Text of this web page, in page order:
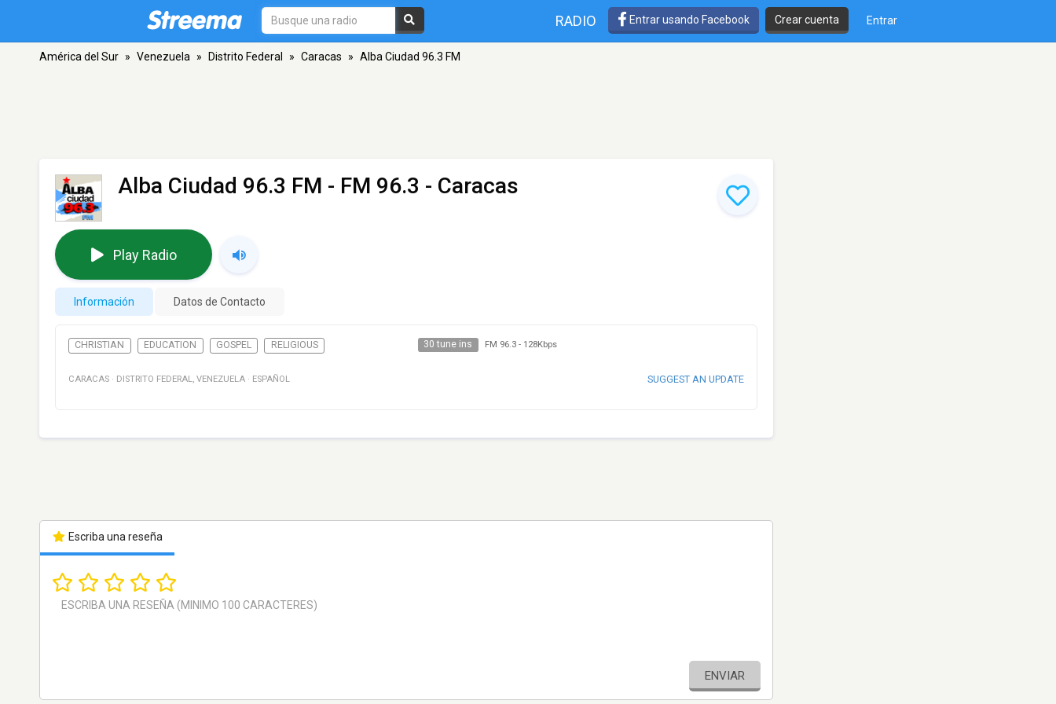
RADIO Entrar usando Facebook Crear cuenta Entrar
América del Sur » Venezuela » Distrito Federal » Caracas » Alba Ciudad 96.3 FM
Alba Ciudad 96.3 FM - FM 96.3 - Caracas
Play Radio
Información Datos de Contacto
CHRISTIAN EDUCATION GOSPEL RELIGIOUS 30 tune ins FM 96.3- 128Kbps
CARACAS · DISTRITO FEDERAL, VENEZUELA · ESPAÑOL SUGGEST AN UPDATE
Escriba una reseña
ENVIAR